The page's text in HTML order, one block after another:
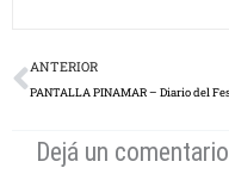
Prev
ANTERIOR
Dejá un comentario